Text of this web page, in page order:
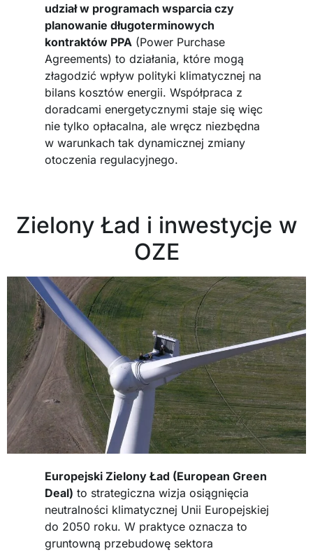
udział w programach wsparcia czy
planowanie długoterminowych
kontraktów PPA(Power Purchase
Agreements) to działania, które mogą
złagodzić wpływ polityki klimatycznej na
bilans kosztów energii. Współpraca z
doradcami energetycznymi staje się więc
nie tylko opłacalna, ale wręcz niezbędna
w warunkach tak dynamicznej zmiany
otoczenia regulacyjnego.
Zielony Ład i inwestycje w
OZE
Europejski Zielony Ład (European Green
Deal) to strategiczna wizja osiągnięcia
neutralności klimatycznej Unii Europejskiej
do 2050 roku. W praktyce oznacza to
gruntowną przebudowę sektora